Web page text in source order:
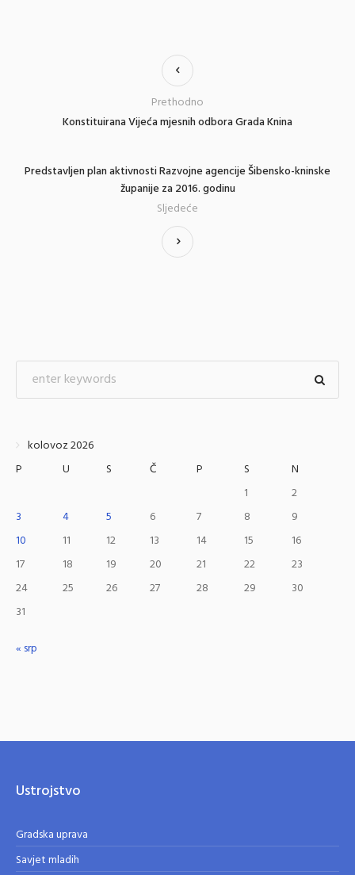
Konstituirana Vijeća mjesnih odbora Grada Knina
Prethodno
Predstavljen plan aktivnosti Razvojne agencije Šibensko-kninske
županije za 2016. godinu
Sljedeće
kolovoz 2026
P
U S Č P S
N
1
2
3
4 5 6 7 8
9
10
11 12 13 14 15
16
17
18 19 20 21 22
23
24
25 26 27 28 29
30
31
« srp
Ustrojstvo
Gradska uprava
Savjet mladih